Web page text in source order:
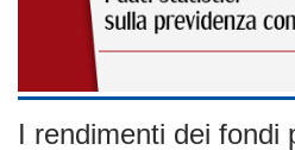
I rendimenti dei fondi